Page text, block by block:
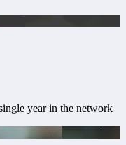
year in the network